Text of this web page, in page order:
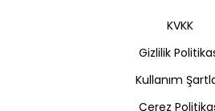
KVKK
Gizlilik
Kullanım
Çerez